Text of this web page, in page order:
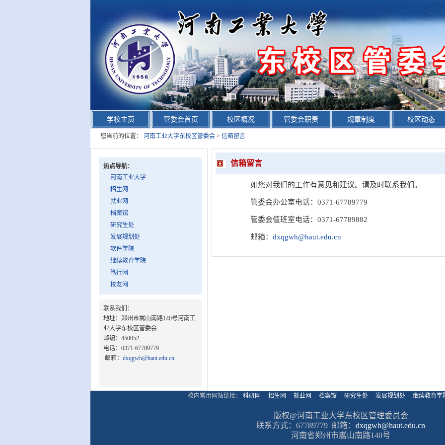
学校主页 管委会首页 校区概况 管委会职责 规章制度 校区动态
您当前的位置： 河南工业大学东校区管委会 > 信箱留言
热点导航：
河南工业大学
招生网
就业网
档案馆
研究生处
发展规划处
软件学院
继续教育学院
笃行网
校友网
联系我们：
地址：郑州市嵩山南路140号河南工
业大学东校区管委会
邮编：450052
电话：0371-67789779
邮箱： dxqgwh@haut.edu.cn
信箱留言
如您对我们的工作有意见和建议。请及时联系我们。
管委会办公室电话：0371-67789779
管委会值班室电话：0371-67789882
邮箱： dxqgwh@haut.edu.cn
校内常用网站链接： 科研网 招生网 就业网 档案馆 研究生处 发展规划处 继续教育学
版权@河南工业大学东校区管理委员会
联系方式：67789779 邮箱： dxqgwh@haut.edu.cn
河南省郑州市嵩山南路140号